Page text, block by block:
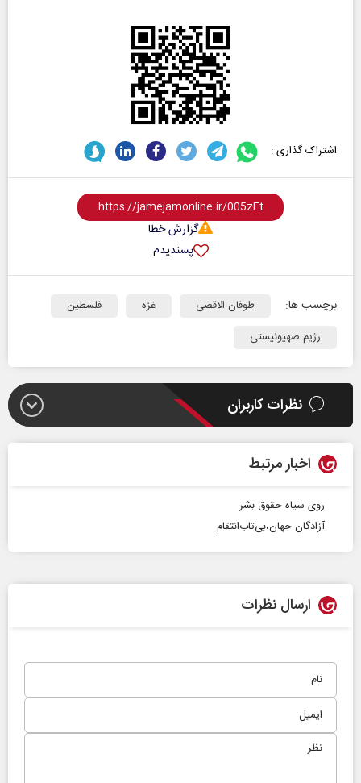
اشتراک گذاری :
گزارش خطا
پسندیدم
برچسب ها: طوفان الاقصی غزه
فلسطین
رژیم صهیونیستی
نظرات کاربران
اخبار مرتبط
روی سیاه حقوق بشر
آزادگان جهان،‌بی‌تاب‌انتقام
ارسال نظرات